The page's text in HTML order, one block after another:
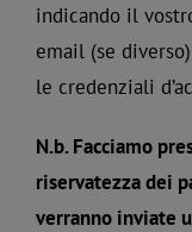
indicando il
email (se
le credenziali
N.b. Facciamo
riservatezza dei
verranno inviate